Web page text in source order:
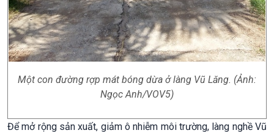
Một con đường rợp mát bóng dừa ở làng Vũ Lăng. (Ảnh:
Ngọc Anh/VOV5)
Để mở rộng sản xuất, giảm ô nhiễm môi trường, làng nghề Vũ